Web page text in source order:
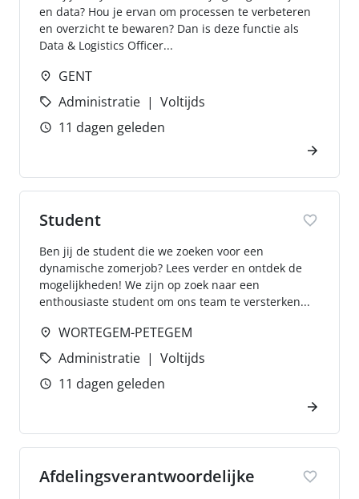
en data? Hou je ervan om processen te verbeteren
en overzicht te bewaren? Dan is deze functie als
Data & Logistics Officer...
GENT
Administratie
Voltijds
11 dagen geleden
Student
Ben jij de student die we zoeken voor een
dynamische zomerjob? Lees verder en ontdek de
mogelijkheden! We zijn op zoek naar een
enthousiaste student om ons team te versterken...
WORTEGEM-PETEGEM
Administratie
Voltijds
11 dagen geleden
Afdelingsverantwoordelijke